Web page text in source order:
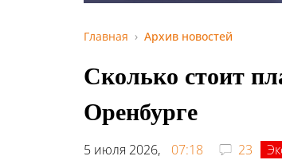
Главная Архив новостей
Сколько стоит
Оренбурге
5 июля 2026, 07:18 23